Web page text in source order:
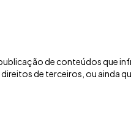
de conteúdos que
de terceiros, ou ainda